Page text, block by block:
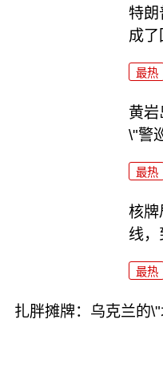
特朗
成了
最热
黄岩
\"警
最热
核牌
线，
最热
扎胖摊牌：乌克兰的